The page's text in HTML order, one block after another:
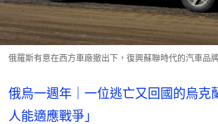
俄羅斯有意在西方車廠撤出下，復興蘇聯時代的汽車品
俄烏一週年｜一位逃亡又回國的烏克
人能適應戰爭」